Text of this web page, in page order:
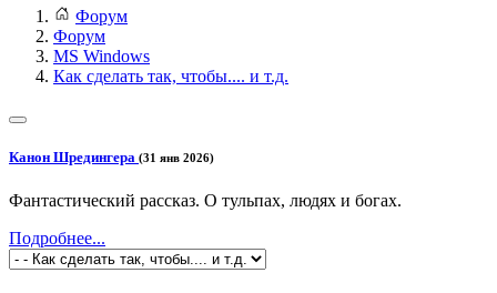
Форум
Форум
MS Windows
Как сделать так, чтобы.... и т.д.
Канон Шредингера (31 янв 2026)
Фантастический рассказ. О тульпах, людях и богах.
Подробнее...